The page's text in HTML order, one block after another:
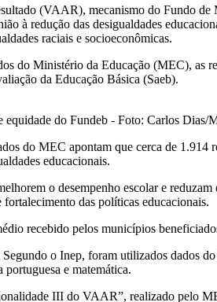
(VAAR), mecanismo do Fundo de
à redução das desigualdades
raciais e socioeconômicas.
do Ministério da Educação (MEC), as
da Educação Básica (Saeb).
equidade do Fundeb - Foto: Carlos Dias/
do MEC apontam que cerca de 1.914
educacionais.
o desempenho escolar e reduzam
das políticas educacionais.
recebido pelos municípios
o Inep, foram utilizados dados
e matemática.
III do VAAR”, realizado pelo